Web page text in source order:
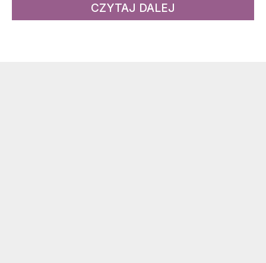
CZYTAJ DALEJ